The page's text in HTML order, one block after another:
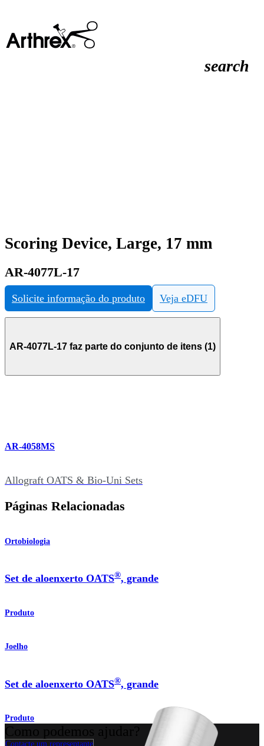
search
Scoring Device, Large, 17 mm
AR-4077L-17
Solicite informação do produto Veja eDFU
AR-4077L-17 faz parte do conjunto de itens (1)
AR-4058MS
Allograft OATS & Bio-Uni Sets
Páginas Relacionadas
Ortobiologia
Set de aloenxerto OATS®, grande
Produto
Joelho
Set de aloenxerto OATS®, grande
Produto
Contacte um representante